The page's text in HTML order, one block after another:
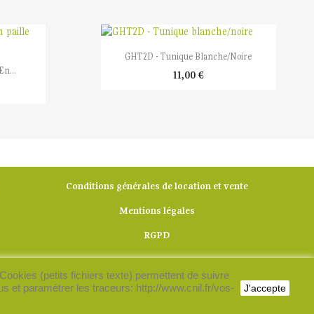
(petits fichiers texte) permettent de suivre
et paramétrer les traceurs: http://www.cnil.fr/vos-
J'accepte
 Aperçu rapide
GHT2D - Tunique Blanche/noire
11,00 €
Conditions générales de location et vente
Mentions légales
RGPD